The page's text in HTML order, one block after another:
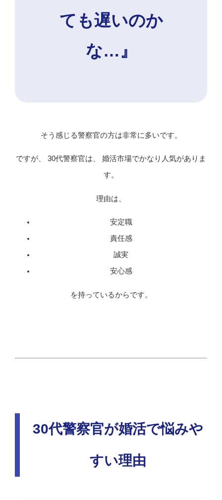
ても遅いのか
な…』
そう感じる警察官の方は非常に多いです。
ですが、 30代警察官は、 婚活市場でかなり人気がありま
す。
理由は、
安定職
責任感
誠実
安心感
を持っているからです。
30代警察官が婚活で悩みや
すい理由